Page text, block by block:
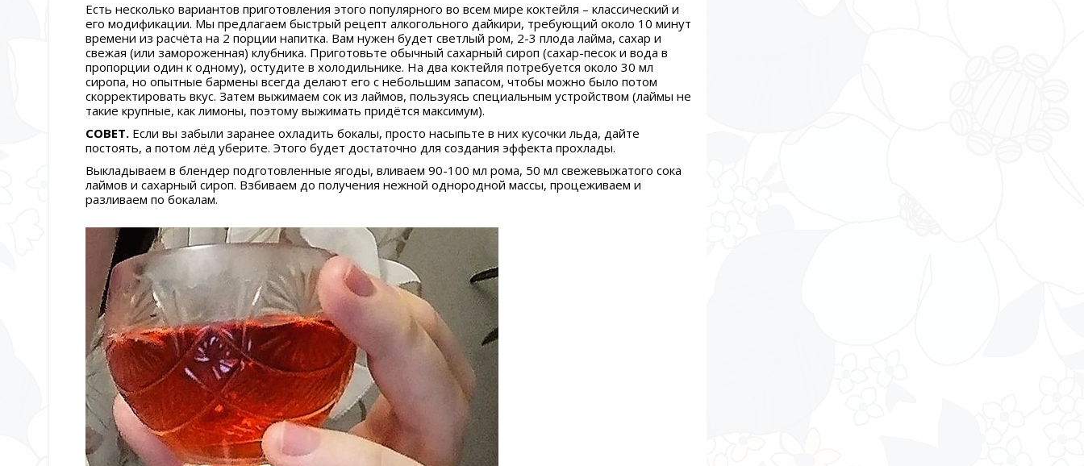
Есть несколько вариантов приготовления этого популярного во всем мире коктейля – классический и
его модификации. Мы предлагаем быстрый рецепт алкогольного дайкири, требующий около 10 минут
времени из расчёта на 2 порции напитка. Вам нужен будет светлый ром, 2-3 плода лайма, сахар и
свежая (или замороженная) клубника. Приготовьте обычный сахарный сироп (сахар-песок и вода в
пропорции один к одному), остудите в холодильнике. На два коктейля потребуется около 30 мл
сиропа, но опытные бармены всегда делают его с небольшим запасом, чтобы можно было потом
скорректировать вкус. Затем выжимаем сок из лаймов, пользуясь специальным устройством (лаймы не
такие крупные, как лимоны, поэтому выжимать придётся максимум).
СОВЕТ. Если вы забыли заранее охладить бокалы, просто насыпьте в них кусочки льда, дайте
постоять, а потом лёд уберите. Этого будет достаточно для создания эффекта прохлады.
Выкладываем в блендер подготовленные ягоды, вливаем 90-100 мл рома, 50 мл свежевыжатого сока
лаймов и сахарный сироп. Взбиваем до получения нежной однородной массы, процеживаем и
разливаем по бокалам.